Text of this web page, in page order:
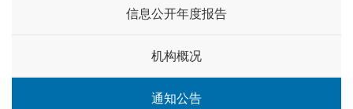
信息公开年度报告
机构概况
通知公告